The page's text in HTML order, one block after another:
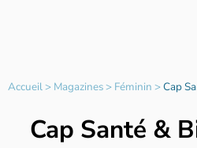
Accueil> Magazines> Féminin >Cap
Cap Santé &